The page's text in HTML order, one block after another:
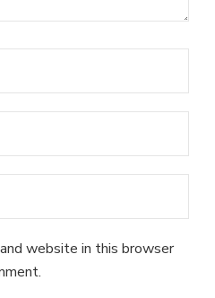
website in this browser